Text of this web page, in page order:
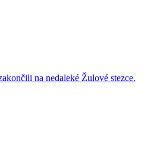
na nedaleké Žulové stezce.